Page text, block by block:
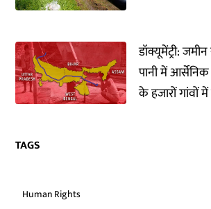
डॉक्यूमेंट्री:
पानी में आर्सेनिक
के हजारों गांवों
TAGS
Human Rights